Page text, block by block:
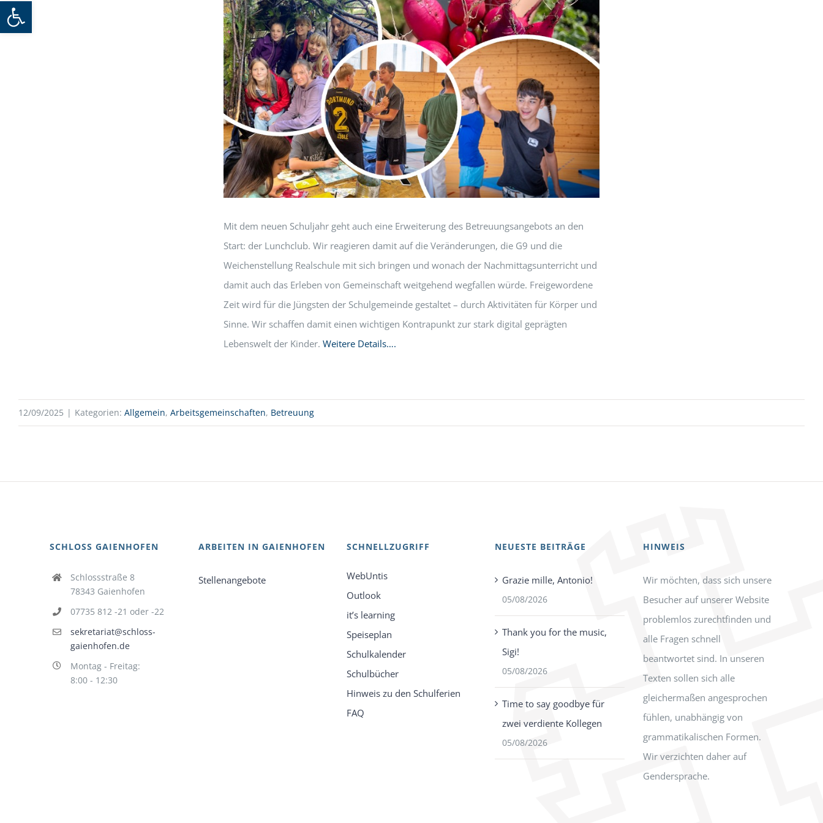
Werkzeugleiste öffnen
Mit dem neuen Schuljahr geht auch eine Erweiterung des Betreuungsangebots an den
Start: der Lunchclub. Wir reagieren damit auf die Veränderungen, die G9 und die
Weichenstellung Realschule mit sich bringen und wonach der Nachmittagsunterricht und
damit auch das Erleben von Gemeinschaft weitgehend wegfallen würde. Freigewordene
Zeit wird für die Jüngsten der Schulgemeinde gestaltet – durch Aktivitäten für Körper und
Sinne. Wir schaffen damit einen wichtigen Kontrapunkt zur stark digital geprägten
Lebenswelt der Kinder. Weitere Details….
12/09/2025 | Kategorien: Allgemein, Arbeitsgemeinschaften, Betreuung
SCHLOSS GAIENHOFEN
Schlossstraße 8
78343 Gaienhofen
07735 812 -21 oder -22
sekretariat@schloss-
gaienhofen.de
Montag - Freitag:
8:00 - 12:30
ARBEITEN IN GAIENHOFEN
Stellenangebote
SCHNELLZUGRIFF
WebUntis
Outlook
it’s learning
Speiseplan
Schulkalender
Schulbücher
Hinweis zu den Schulferien
FAQ
NEUESTE BEITRÄGE
Grazie mille, Antonio!
05/08/2026
Thank you for the music,
Sigi!
05/08/2026
Time to say goodbye für
zwei verdiente Kollegen
05/08/2026
HINWEIS
Wir möchten, dass sich unsere
Besucher auf unserer Website
problemlos zurechtfinden und
alle Fragen schnell
beantwortet sind. In unseren
Texten sollen sich alle
gleichermaßen angesprochen
fühlen, unabhängig von
grammatikalischen Formen.
Wir verzichten daher auf
Gendersprache.